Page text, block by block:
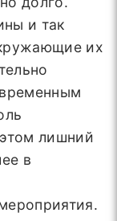
и так
их
лишний
в